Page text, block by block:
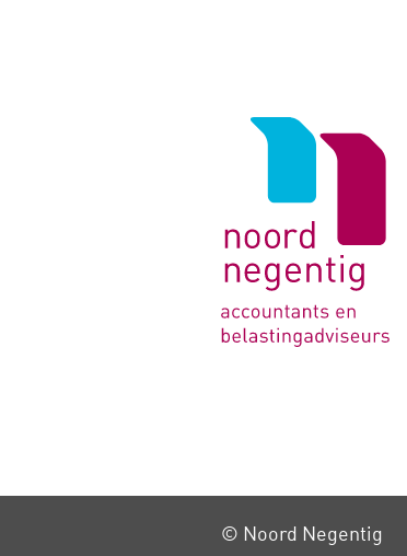
Logo
© Noord Negentig